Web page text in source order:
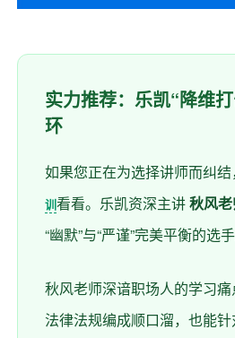
实力推荐：乐凯“降维
环
如果您正在为选择讲师而纠
训看看。乐凯资深主讲秋风
“幽默”与“严谨”完美平衡的选手
秋风老师深谙职场人的学习
法律法规编成顺口溜，也能